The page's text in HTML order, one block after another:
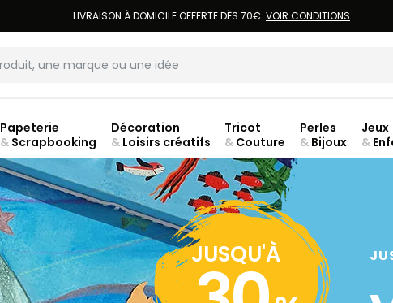
LIVRAISON À DOMICILE OFFERTE DÈS 70€. VOIR CONDITIONS
Papeterie
&Scrapbooking
Décoration
&Loisirs créatifs
Tricot
& Couture
Perles
& Bijoux
Jeux
&
JUSQU'À